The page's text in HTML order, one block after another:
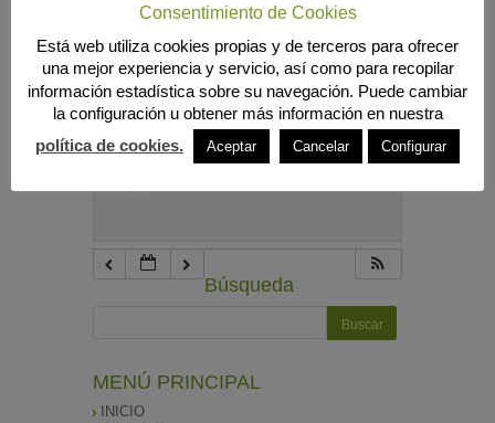
9:00 pm
10:00 pm
Búsqueda
MENÚ PRINCIPAL
INICIO
Consentimiento de Cookies
Está web utiliza cookies propias y de terceros para ofrecer
una mejor experiencia y servicio, así como para recopilar
información estadística sobre su navegación. Puede cambiar
la configuración u obtener más información en nuestra
política de cookies.
Aceptar Cancelar Configurar